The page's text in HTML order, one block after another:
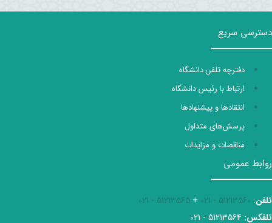
دسترسی سریع
دفترچه تلفن دانشگاه
ارتباط با رئیس دانشگاه
انتقادها و پیشنهادها
پرسش‌های متداول
مناقصات و مزایدات
روابط عمومی
تلفن:
51213560 - 021
+
51213565 - 021
تلفکس: